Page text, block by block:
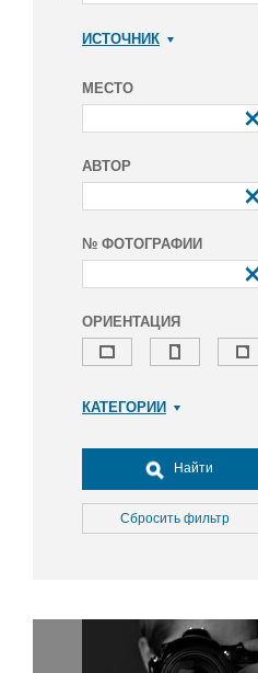
ИСТОЧНИК
МЕСТО
АВТОР
№ ФОТОГРАФИИ
ОРИЕНТАЦИЯ
КАТЕГОРИИ
Досуг, туризм и отдых
Культура
Медицина
Окружающая среда
Политика
Найти
Сбросить фильтр